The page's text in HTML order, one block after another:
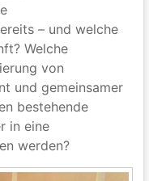
– und welche
Welche
von
und gemeinsamer
bestehende
in eine
werden?